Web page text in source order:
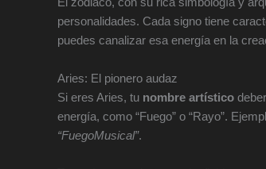
personalidades. Cada signo tiene
puedes canalizar esa energía en la
Aries: El pionero audaz
Si eres Aries, tu nombre artístico
energía, como “Fuego” o “Rayo”.
“FuegoMusical”.